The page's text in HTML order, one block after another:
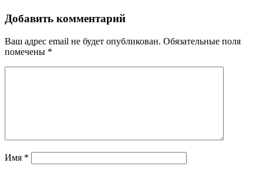
Добавить комментарий
Ваш адрес email не будет опубликован. Обязательные поля
помечены *
Имя *